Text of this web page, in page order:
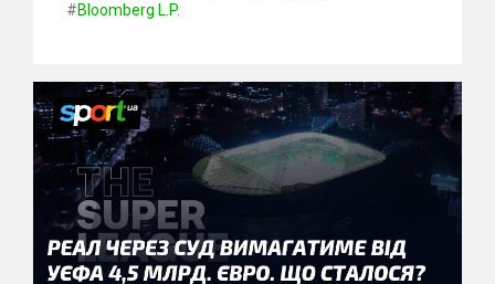
#Bloomberg L.P.